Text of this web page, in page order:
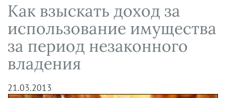
фирмы
Сопровождение бизнеса
Ведение уголовных дел
Защита активов
Ведение дел о банкротстве
Аудиоподкасты
Вопросы-ответы
Вебинары и семинары
Прямые эфиры
Как взыскать доход за
использование имущества
за период незаконного
владения
21.03.2013